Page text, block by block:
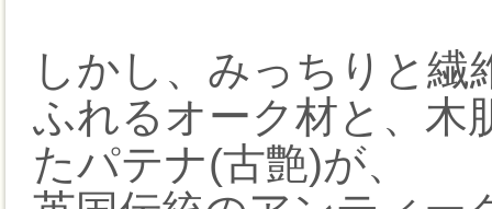
しかし、みっちりと繊
ふれるオーク材と、木
たパテナ(古艶)が、